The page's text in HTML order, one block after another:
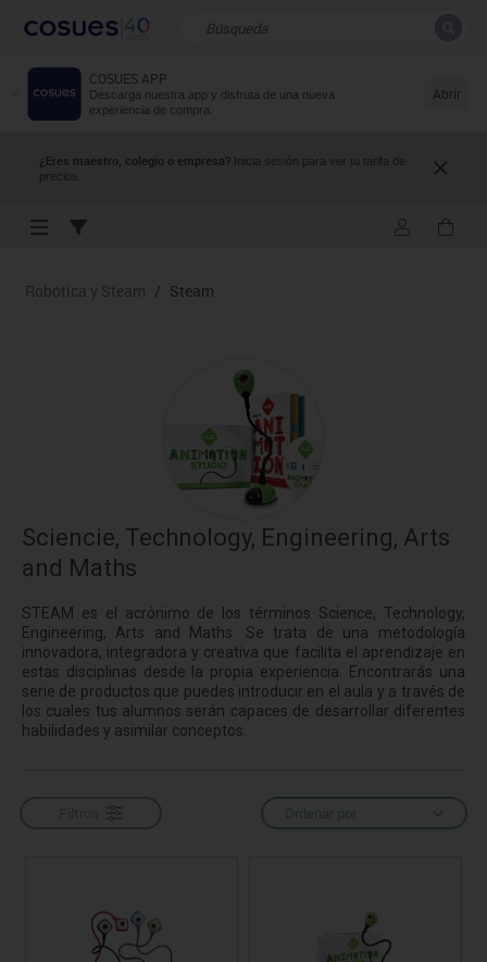
COSUES APP
Descarga nuestra app y disfruta de una nueva
experiencia de compra.
Abrir
¿Eres maestro, colegio o empresa? Inicia sesión para ver tu tarifa de
precios.
Resultados de la búsqueda
Robótica y Steam / Steam
Sciencie, Technology, Engineering, Arts
and Maths
STEAM es el acrónimo de los términos Science, Technology,
Engineering, Arts and Maths. Se trata de una metodología
innovadora, integradora y creativa que facilita el aprendizaje en
estas disciplinas desde la propia experiencia. Encontrarás una
serie de productos que puedes introducir en el aula y a través de
los cuales tus alumnos serán capaces de desarrollar diferentes
habilidades y asimilar conceptos.
Ordenar por